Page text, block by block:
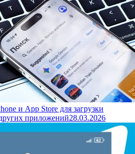
и App Store для загрузки
приложений28.03.2026